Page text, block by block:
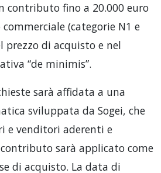
contributo fino a 20.000 euro
(categorie N1 e
prezzo di acquisto e nel
“de minimis”.
sarà affidata a una
sviluppata da Sogei, che
e venditori aderenti e
sarà applicato come
di acquisto. La data di